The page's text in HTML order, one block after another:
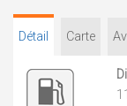
Détail Carte